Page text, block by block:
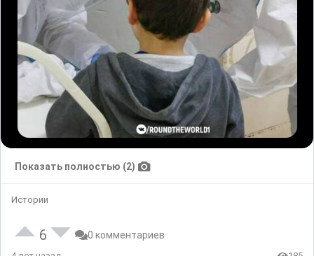
Показать полностью (2)
Истории
6 0 комментариев